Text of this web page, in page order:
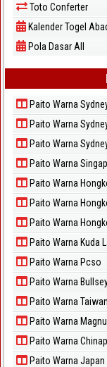
Toto Conferter
Kalender Togel
Pola Dasar All
Paito Warna
Paito Warna
Paito Warna
Paito Warna
Paito Warna
Paito Warna
Paito Warna
Paito Warna Kuda
Paito Warna Pcso
Paito Warna
Paito Warna Taiwan
Paito Warna
Paito Warna
Paito Warna Japan